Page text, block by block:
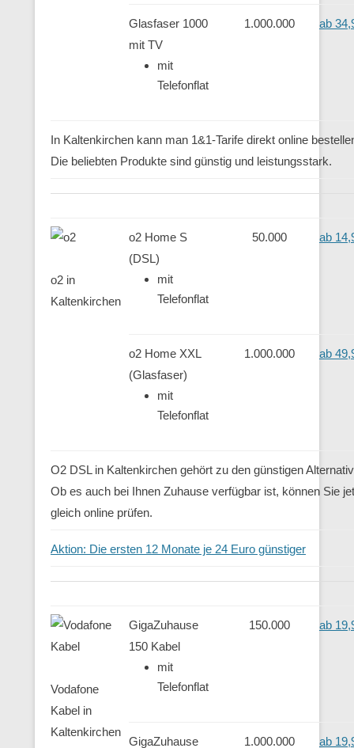
Glasfaser 1000
mit TV
mit
Telefonflat
1.000.000 ab
In Kaltenkirchen kann man 1&1-Tarife direkt online
Die beliebten Produkte sind günstig und leistungsstark.
o2 in
Kaltenkirchen
o2 Home S
(DSL)
mit
Telefonflat
50.000 ab
o2 Home XXL
(Glasfaser)
mit
Telefonflat
1.000.000 ab
O2 DSL in Kaltenkirchen gehört zu den günstigen
Ob es auch bei Ihnen Zuhause verfügbar ist, können Sie
gleich online prüfen.
Aktion: Die ersten 12 Monate je 24 Euro günstiger
Vodafone
Kabel in
Kaltenkirchen
GigaZuhause
150 Kabel
mit
Telefonflat
150.000 ab
GigaZuhause 1.000.000 ab